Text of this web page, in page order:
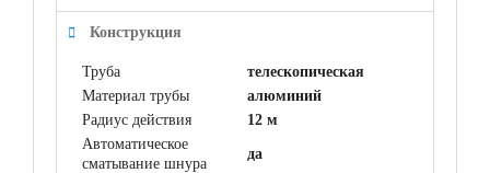
Конструкция
Труба
телескопическая
Материал трубы
алюминий
Радиус действия
12 м
Автоматическое
сматывание шнура
да